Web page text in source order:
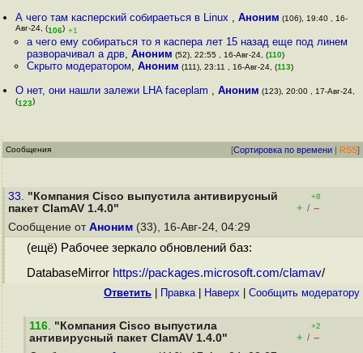
А чего там касперский собираеться в Linux ,Аноним (106), 19:40 , 16-
Авг-24, (106) +1
а чего ему собираться то я каспера лет 15 назад еще под линем
разворачивал а дрв, Аноним (52), 22:55 , 16-Авг-24, (110)
Скрыто модератором, Аноним (111), 23:11 , 16-Авг-24, (113)
О нет, они нашли залежи LHA faceplam ,Аноним (123), 20:00 , 17-Авг-24,
(123)
Сообщения [Сортировка по времени | RSS]
33. "Компания Cisco выпустила антивирусный
пакет ClamAV 1.4.0"
+8
+ / –
Сообщение от Аноним (33), 16-Авг-24, 04:29
(ещё) Рабочее зеркало обновлений баз:
DatabaseMirror https://packages.microsoft.com/clamav/
Ответить Правка| Наверх Cообщить модератору
116. "Компания Cisco выпустила
антивирусный пакет ClamAV 1.4.0"
+2
+ / –